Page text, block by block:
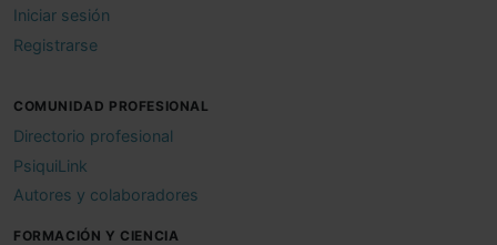
Iniciar sesión
Registrarse
COMUNIDAD PROFESIONAL
Directorio profesional
PsiquiLink
Autores y colaboradores
FORMACIÓN Y CIENCIA